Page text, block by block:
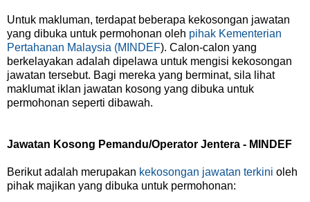
Untuk makluman, terdapat beberapa kekosongan jawatan
yang dibuka untuk permohonan oleh pihak Kementerian
Pertahanan Malaysia (MINDEF). Calon-calon yang
berkelayakan adalah dipelawa untuk mengisi kekosongan
jawatan tersebut. Bagi mereka yang berminat, sila lihat
maklumat iklan jawatan kosong yang dibuka untuk
permohonan seperti dibawah.
Jawatan Kosong Pemandu/Operator Jentera - MINDEF
Berikut adalah merupakan kekosongan jawatan terkini oleh
pihak majikan yang dibuka untuk permohonan: